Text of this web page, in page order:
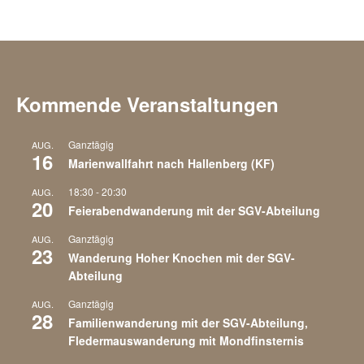
Kommende Veranstaltungen
AUG.
16
Ganztägig
Marienwallfahrt nach Hallenberg (KF)
AUG.
20
18:30 -20:30
Feierabendwanderung mit der SGV-Abteilung
AUG.
23
Ganztägig
Wanderung Hoher Knochen mit der SGV-
Abteilung
AUG.
28
Ganztägig
Familienwanderung mit der SGV-Abteilung,
Fledermauswanderung mit Mondfinsternis